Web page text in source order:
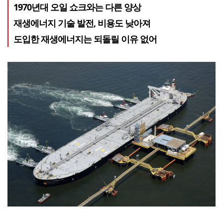
1970년대 오일 쇼크와는 다른 양상
재생에너지 기술 발전, 비용도 낮아져
도입한 재생에너지는 되돌릴 이유 없어